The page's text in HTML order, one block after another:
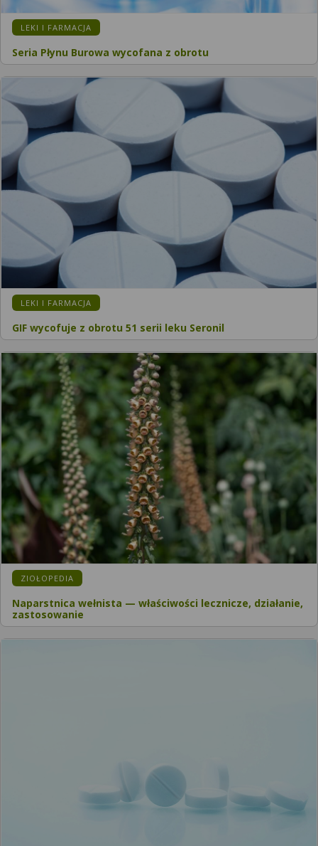
KATEGORIA:
LEKI I FARMACJA
Seria Płynu Burowa wycofana z obrotu
KATEGORIA:
LEKI I FARMACJA
GIF wycofuje z obrotu 51 serii leku Seronil
KATEGORIA:
ZIOŁOPEDIA
Naparstnica wełnista — właściwości lecznicze, działanie,
zastosowanie